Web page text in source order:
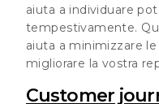
aiuta a individuare
tempestivamente.
aiuta a minimizzare
migliorare la vostra
Customer